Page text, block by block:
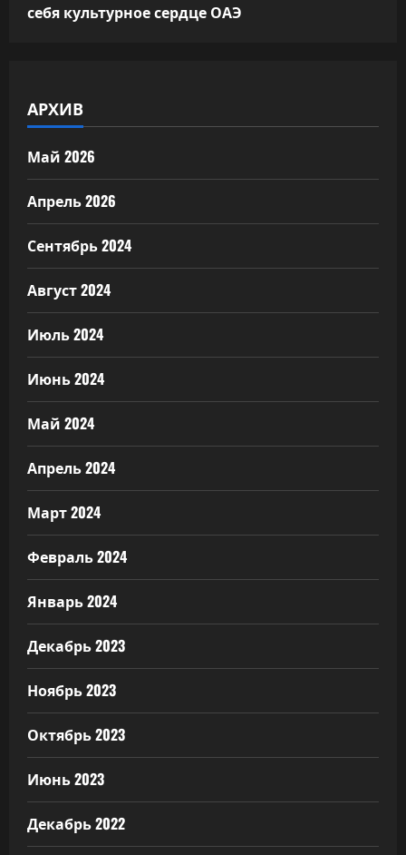
себя культурное сердце ОАЭ
АРХИВ
Май 2026
Апрель 2026
Сентябрь 2024
Август 2024
Июль 2024
Июнь 2024
Май 2024
Апрель 2024
Март 2024
Февраль 2024
Январь 2024
Декабрь 2023
Ноябрь 2023
Октябрь 2023
Июнь 2023
Декабрь 2022